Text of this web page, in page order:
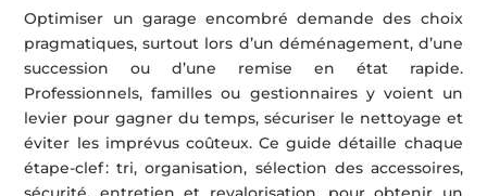
Optimiser un garage encombré demande des choix
pragmatiques, surtout lors d’un déménagement, d’une
succession ou d’une remise en état rapide.
Professionnels, familles ou gestionnaires y voient un
levier pour gagner du temps, sécuriser le nettoyage et
éviter les imprévus coûteux. Ce guide détaille chaque
étape-clef : tri, organisation, sélection des accessoires,